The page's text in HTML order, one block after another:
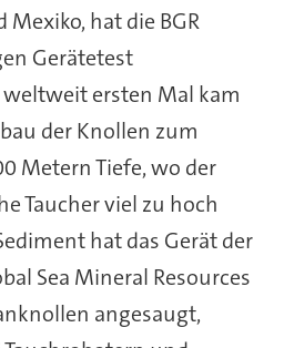
hat die BGR
Gerätetest
ersten Mal kam
der Knollen zum
Metern Tiefe, wo der
Taucher viel zu hoch
hat das Gerät der
Sea Mineral Resources
angesaugt,